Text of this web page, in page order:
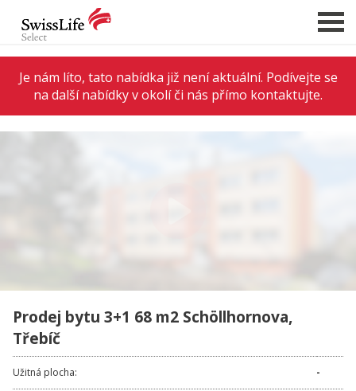
NABÍDKA NEMOVITOSTÍ
CHCI PRODAT / PRONAJMOUT
FINANCOVÁNÍ / HYPOTÉKA
KONTAKT
Je nám líto, tato nabídka již není aktuální. Podívejte se
na další nabídky v okolí či nás přímo kontaktujte.
Prodej bytu 3+1 68 m2 Schöllhornova,
Třebíč
Užitná plocha: -